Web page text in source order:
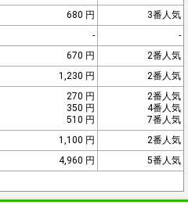
680 円
3番人気
-
-
670 円
2番人気
1,230 円 2番人気
270 円
350 円
510 円
2番人気
4番人気
7番人気
1,100 円
2番人気
4,960 円
5番人気